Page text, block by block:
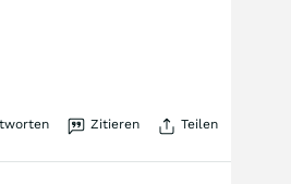
Zitieren Teilen